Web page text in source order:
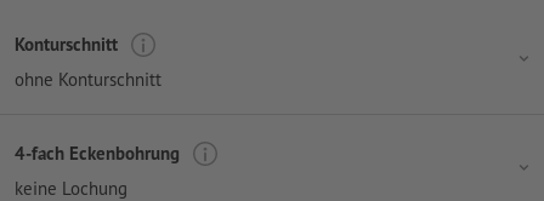
Konturschnitt
ohne Konturschnitt
4-fach Eckenbohrung
keine Lochung